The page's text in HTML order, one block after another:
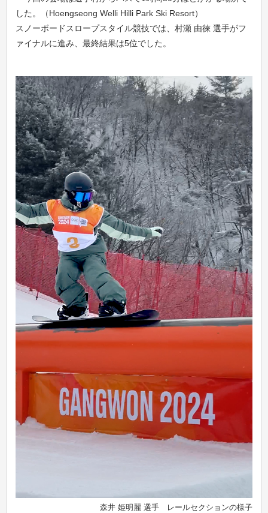
した。（Hoengseong Welli Hilli Park Ski Resort）
スノーボードスロープスタイル競技では、村瀬 由徠 選手がフ
ァイナルに進み、最終結果は5位でした。
森井 姫明麗 選手 レールセクションの様子